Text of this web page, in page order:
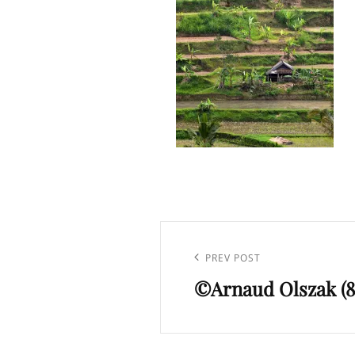
l’article
Previous
Post
PREV POST
©Arnaud Olszak